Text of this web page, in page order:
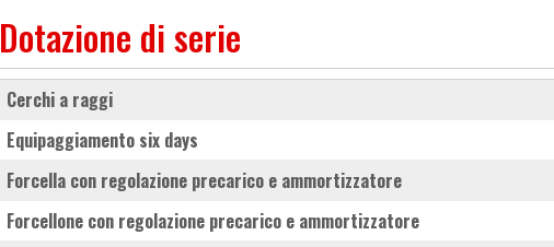
Dotazione di serie
cerchi a raggi
equipaggiamento six days
forcella con regolazione precarico e ammortizzatore
forcellone con regolazione precarico e ammortizzatore